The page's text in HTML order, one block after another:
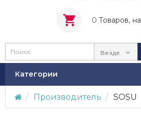
0 Tоваров, на
Везде
Категории
Производитель SOSU